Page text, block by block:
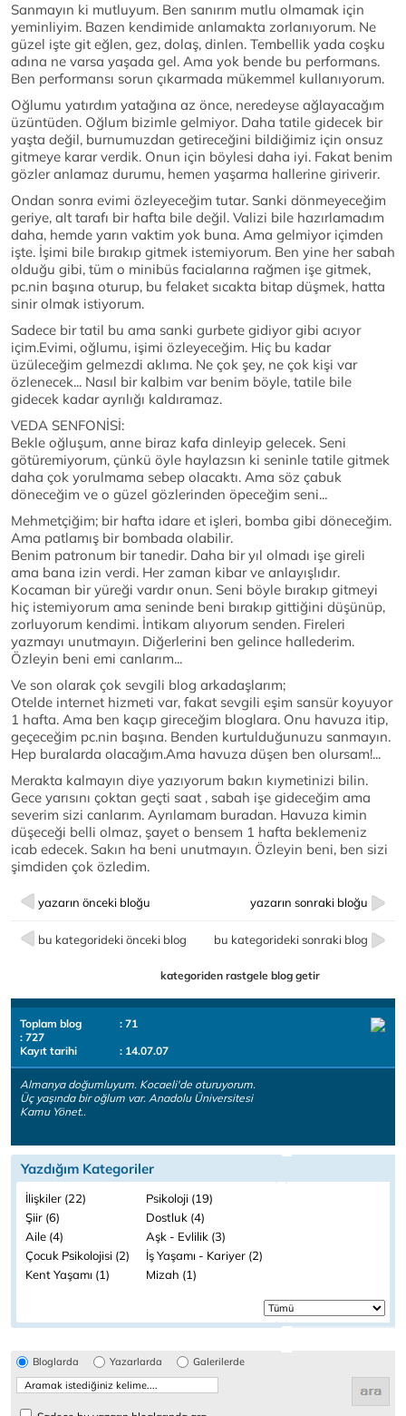
Sanmayın ki mutluyum. Ben sanırım mutlu olmamak için
yeminliyim. Bazen kendimide anlamakta zorlanıyorum. Ne
güzel işte git eğlen, gez, dolaş, dinlen. Tembellik yada coşku
adına ne varsa yaşada gel. Ama yok bende bu performans.
Ben performansı sorun çıkarmada mükemmel kullanıyorum.
Oğlumu yatırdım yatağına az önce, neredeyse ağlayacağım
üzüntüden. Oğlum bizimle gelmiyor. Daha tatile gidecek bir
yaşta değil, burnumuzdan getireceğini bildiğimiz için onsuz
gitmeye karar verdik. Onun için böylesi daha iyi. Fakat benim
gözler anlamaz durumu, hemen yaşarma hallerine giriverir.
Ondan sonra evimi özleyeceğim tutar. Sanki dönmeyeceğim
geriye, alt tarafı bir hafta bile değil. Valizi bile hazırlamadım
daha, hemde yarın vaktim yok buna. Ama gelmiyor içimden
işte. İşimi bile bırakıp gitmek istemiyorum. Ben yine her sabah
olduğu gibi, tüm o minibüs facialarına rağmen işe gitmek,
pc.nin başına oturup, bu felaket sıcakta bitap düşmek, hatta
sinir olmak istiyorum.
Sadece bir tatil bu ama sanki gurbete gidiyor gibi acıyor
içim.Evimi, oğlumu, işimi özleyeceğim. Hiç bu kadar
üzüleceğim gelmezdi aklıma. Ne çok şey, ne çok kişi var
özlenecek... Nasıl bir kalbim var benim böyle, tatile bile
gidecek kadar ayrılığı kaldıramaz.
VEDA SENFONİSİ:
Bekle oğluşum, anne biraz kafa dinleyip gelecek. Seni
götüremiyorum, çünkü öyle haylazsın ki seninle tatile gitmek
daha çok yorulmama sebep olacaktı. Ama söz çabuk
döneceğim ve o güzel gözlerinden öpeceğim seni...
Mehmetçiğim; bir hafta idare et işleri, bomba gibi döneceğim.
Ama patlamış bir bombada olabilir.
Benim patronum bir tanedir. Daha bir yıl olmadı işe gireli
ama bana izin verdi. Her zaman kibar ve anlayışlıdır.
Kocaman bir yüreği vardır onun. Seni böyle bırakıp gitmeyi
hiç istemiyorum ama seninde beni bırakıp gittiğini düşünüp,
zorluyorum kendimi. İntikam alıyorum senden. Fireleri
yazmayı unutmayın. Diğerlerini ben gelince hallederim.
Özleyin beni emi canlarım...
Ve son olarak çok sevgili blog arkadaşlarım;
Otelde internet hizmeti var, fakat sevgili eşim sansür koyuyor
1 hafta. Ama ben kaçıp gireceğim bloglara. Onu havuza itip,
geçeceğim pc.nin başına. Benden kurtulduğunuzu sanmayın.
Hep buralarda olacağım.Ama havuza düşen ben olursam!...
Merakta kalmayın diye yazıyorum bakın kıymetinizi bilin.
Gece yarısını çoktan geçti saat , sabah işe gideceğim ama
severim sizi canlarım. Ayrılamam buradan. Havuza kimin
düşeceği belli olmaz, şayet o bensem 1 hafta beklemeniz
icab edecek. Sakın ha beni unutmayın. Özleyin beni, ben sizi
şimdiden çok özledim.
yazarın önceki bloğu yazarın sonraki bloğu
bu kategorideki önceki blog bu kategorideki sonraki blog
kategoriden rastgele blog getir
Toplam blog
: 71
: 727
Kayıt tarihi
: 14.07.07
Almanya doğumluyum. Kocaeli'de oturuyorum.
Üç yaşında bir oğlum var. Anadolu Üniversitesi
Kamu Yönet..
Yazdığım Kategoriler
İlişkiler (22)
Psikoloji (19)
Şiir (6)
Dostluk (4)
Aile (4)
Aşk - Evlilik (3)
Çocuk Psikolojisi (2)
İş Yaşamı - Kariyer (2)
Kent Yaşamı (1)
Mizah (1)
Bloglarda Yazarlarda Galerilerde